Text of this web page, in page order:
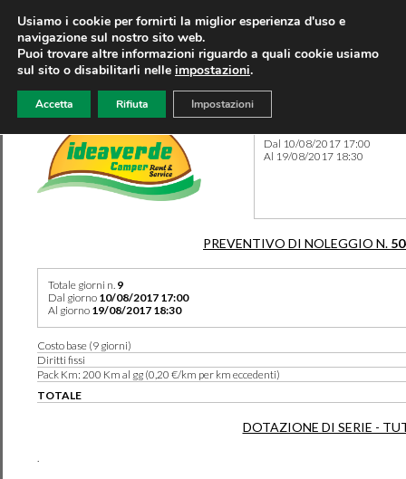
Dal 10/08/2017 17:00
Al 19/08/2017 18:30
PREVENTIVO DI NOLEGGIO N.
Totale giorni n. 9
Dal giorno 10/08/2017 17:00
Al giorno 19/08/2017 18:30
Costo base (9 giorni)
Diritti fissi
Pack Km: 200 Km al gg (0,20 €/km per km eccedenti)
TOTALE
DOTAZIONE DI SERIE -
.
Usiamo i cookie per fornirti la miglior esperienza d'uso e
navigazione sul nostro sito web.
Puoi trovare altre informazioni riguardo a quali cookie usiamo
sul sito o disabilitarli nelle impostazioni.
Accetta Rifiuta Impostazioni